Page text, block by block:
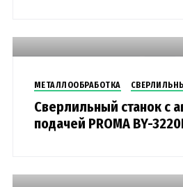
МЕТАЛЛООБРАБОТКА
Сверлильный станок с
подачей PROMA BY-